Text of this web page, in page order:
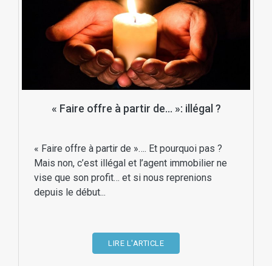
« Faire offre à partir de… »: illégal ?
« Faire offre à partir de »…. Et pourquoi pas ?
Mais non, c’est illégal et l’agent immobilier ne
vise que son profit… et si nous reprenions
depuis le début...
LIRE L'ARTICLE